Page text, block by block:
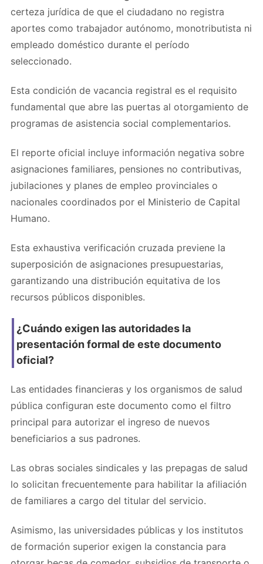
certeza jurídica de que el ciudadano no registra
aportes como trabajador autónomo, monotributista ni
empleado doméstico durante el período
seleccionado.
Esta condición de vacancia registral es el requisito
fundamental que abre las puertas al otorgamiento de
programas de asistencia social complementarios.
El reporte oficial incluye información negativa sobre
asignaciones familiares, pensiones no contributivas,
jubilaciones y planes de empleo provinciales o
nacionales coordinados por el Ministerio de Capital
Humano.
Esta exhaustiva verificación cruzada previene la
superposición de asignaciones presupuestarias,
garantizando una distribución equitativa de los
recursos públicos disponibles.
¿Cuándo exigen las autoridades la
presentación formal de este documento
oficial?
Las entidades financieras y los organismos de salud
pública configuran este documento como el filtro
principal para autorizar el ingreso de nuevos
beneficiarios a sus padrones.
Las obras sociales sindicales y las prepagas de salud
lo solicitan frecuentemente para habilitar la afiliación
de familiares a cargo del titular del servicio.
Asimismo, las universidades públicas y los institutos
de formación superior exigen la constancia para